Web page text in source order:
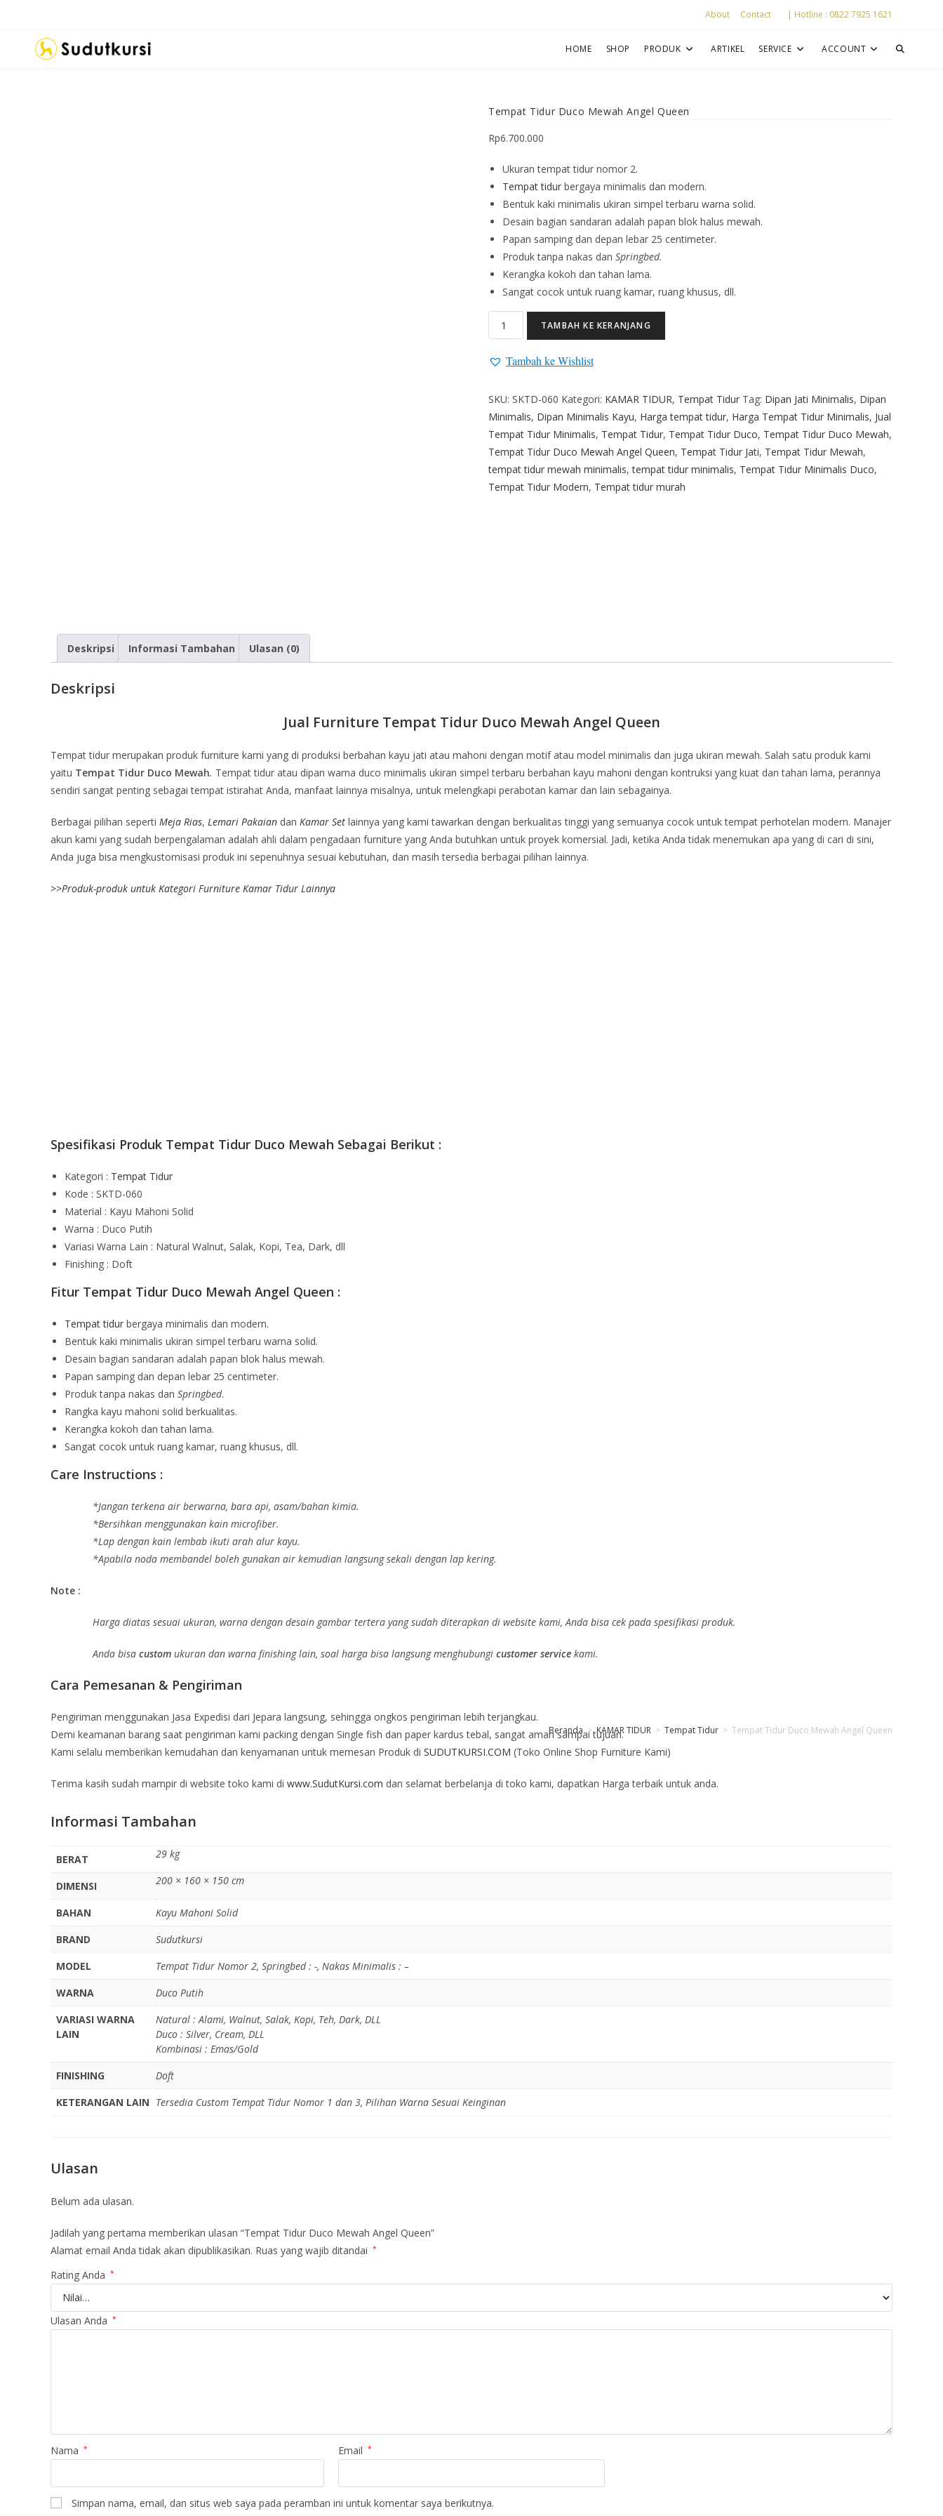
About Contact | Hotline : 0822 7925 1621
HOME SHOP PRODUK ARTIKEL SERVICE ACCOUNT
Beranda > KAMAR TIDUR > Tempat Tidur > Tempat Tidur Duco Mewah Angel Queen
Tempat Tidur Duco Mewah Angel Queen
Rp6.700.000
Ukuran tempat tidur nomor 2.
Tempat tidur bergaya minimalis dan modern.
Bentuk kaki minimalis ukiran simpel terbaru warna solid.
Desain bagian sandaran adalah papan blok halus mewah.
Papan samping dan depan lebar 25 centimeter.
Produk tanpa nakas dan Springbed.
Kerangka kokoh dan tahan lama.
Sangat cocok untuk ruang kamar, ruang khusus, dll.
TAMBAH KE KERANJANG
Tambah ke Wishlist
SKU: SKTD-060 Kategori: KAMAR TIDUR, Tempat Tidur Tag: Dipan Jati Minimalis, Dipan
Minimalis, Dipan Minimalis Kayu, Harga tempat tidur, Harga Tempat Tidur Minimalis, Jual
Tempat Tidur Minimalis, Tempat Tidur, Tempat Tidur Duco, Tempat Tidur Duco Mewah,
Tempat Tidur Duco Mewah Angel Queen, Tempat Tidur Jati, Tempat Tidur Mewah,
tempat tidur mewah minimalis,tempat tidur minimalis, Tempat Tidur Minimalis Duco,
Tempat Tidur Modern, Tempat tidur murah
Deskripsi Informasi Tambahan Ulasan (0)
Deskripsi
Jual Furniture Tempat Tidur Duco Mewah Angel Queen
Tempat tidur merupakan produk furniture kami yang di produksi berbahan kayu jati atau mahoni dengan motif atau model minimalis dan juga ukiran mewah. Salah satu produk kami
yaitu Tempat Tidur Duco Mewah. Tempat tidur atau dipan warna duco minimalis ukiran simpel terbaru berbahan kayu mahoni dengan kontruksi yang kuat dan tahan lama, perannya
sendiri sangat penting sebagai tempat istirahat Anda, manfaat lainnya misalnya, untuk melengkapi perabotan kamar dan lain sebagainya.
Berbagai pilihan seperti Meja Rias, Lemari Pakaian dan Kamar Set lainnya yang kami tawarkan dengan berkualitas tinggi yang semuanya cocok untuk tempat perhotelan modern. Manajer
akun kami yang sudah berpengalaman adalah ahli dalam pengadaan furniture yang Anda butuhkan untuk proyek komersial. Jadi, ketika Anda tidak menemukan apa yang di cari di sini,
Anda juga bisa mengkustomisasi produk ini sepenuhnya sesuai kebutuhan, dan masih tersedia berbagai pilihan lainnya.
>>Produk-produk untuk Kategori Furniture Kamar Tidur Lainnya
Spesifikasi Produk Tempat Tidur Duco Mewah Sebagai Berikut :
Kategori : Tempat Tidur
Kode : SKTD-060
Material : Kayu Mahoni Solid
Warna : Duco Putih
Variasi Warna Lain : Natural Walnut, Salak, Kopi, Tea, Dark, dll
Finishing : Doft
Fitur Tempat Tidur Duco Mewah Angel Queen :
Tempat tidur bergaya minimalis dan modern.
Bentuk kaki minimalis ukiran simpel terbaru warna solid.
Desain bagian sandaran adalah papan blok halus mewah.
Papan samping dan depan lebar 25 centimeter.
Produk tanpa nakas dan Springbed.
Rangka kayu mahoni solid berkualitas.
Kerangka kokoh dan tahan lama.
Sangat cocok untuk ruang kamar, ruang khusus, dll.
Care Instructions :
*Jangan terkena air berwarna, bara api, asam/bahan kimia.
*Bersihkan menggunakan kain microfiber.
*Lap dengan kain lembab ikuti arah alur kayu.
*Apabila noda membandel boleh gunakan air kemudian langsung sekali dengan lap kering.
Note :
Harga diatas sesuai ukuran, warna dengan desain gambar tertera yang sudah diterapkan di website kami, Anda bisa cek pada spesifikasi produk.
Anda bisa custom ukuran dan warna finishing lain, soal harga bisa langsung menghubungi customer service kami.
Cara Pemesanan & Pengiriman
Pengiriman menggunakan Jasa Expedisi dari Jepara langsung, sehingga ongkos pengiriman lebih terjangkau.
Demi keamanan barang saat pengiriman kami packing dengan Single fish dan paper kardus tebal, sangat aman sampai tujuan.
Kami selalu memberikan kemudahan dan kenyamanan untuk memesan Produk di SUDUTKURSI.COM (Toko Online Shop Furniture Kami)
Terima kasih sudah mampir di website toko kami di www.SudutKursi.com dan selamat berbelanja di toko kami, dapatkan Harga terbaik untuk anda.
Informasi Tambahan
BERAT 29 kg
DIMENSI 200 × 160 × 150 cm
BAHAN
Kayu Mahoni Solid
BRAND
Sudutkursi
MODEL
Tempat Tidur Nomor 2, Springbed : -, Nakas Minimalis : –
WARNA
Duco Putih
VARIASI WARNA
LAIN
Natural : Alami, Walnut, Salak, Kopi, Teh, Dark, DLL
Duco : Silver, Cream, DLL
Kombinasi : Emas/Gold
FINISHING
Doft
KETERANGAN LAIN Tersedia Custom Tempat Tidur Nomor 1 dan 3, Pilihan Warna Sesuai Keinginan
Ulasan
Belum ada ulasan.
Jadilah yang pertama memberikan ulasan “Tempat Tidur Duco Mewah Angel Queen”
Alamat email Anda tidak akan dipublikasikan. Ruas yang wajib ditandai *
Rating Anda *
Ulasan Anda *
Nama * Email *
Simpan nama, email, dan situs web saya pada peramban ini untuk komentar saya berikutnya.